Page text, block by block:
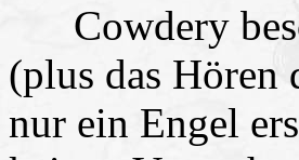
Cowdery
(plus das
nur ein Engel